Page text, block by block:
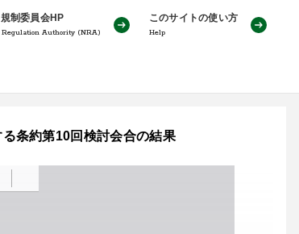
制委員会HP
Authority (NRA)
このサイトの使い方
Help
条約第10回検討会合の結果